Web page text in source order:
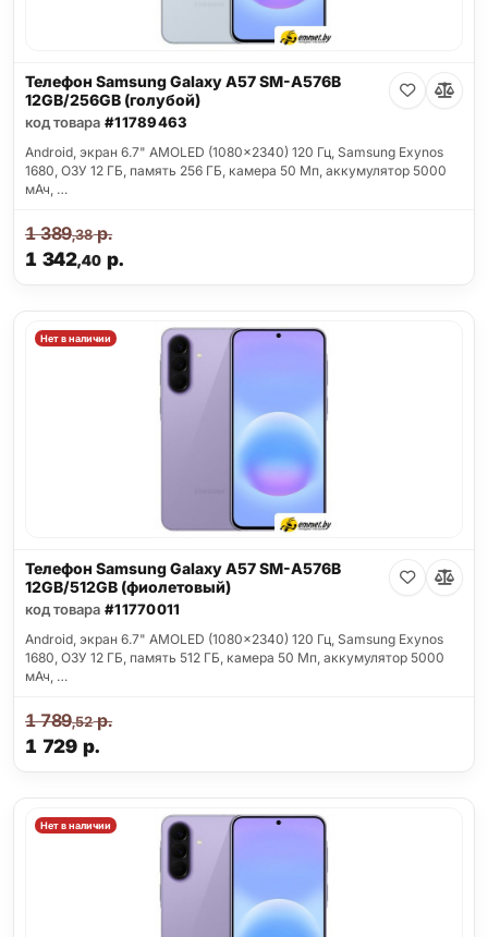
Телефон Samsung Galaxy A57 SM-A576B
12GB/256GB (голубой)
код товара #11789463
Android, экран 6.7" AMOLED (1080x2340) 120 Гц, Samsung Exynos
1680, ОЗУ 12 ГБ, память 256 ГБ, камера 50 Мп, аккумулятор 5000
мАч, …
1 342,40 р.
1 389,38р.
Нет в наличии
Телефон Samsung Galaxy A57 SM-A576B
12GB/512GB (фиолетовый)
код товара #11770011
Android, экран 6.7" AMOLED (1080x2340) 120 Гц, Samsung Exynos
1680, ОЗУ 12 ГБ, память 512 ГБ, камера 50 Мп, аккумулятор 5000
мАч, …
1 729 р.
1 789,52р.
Нет в наличии